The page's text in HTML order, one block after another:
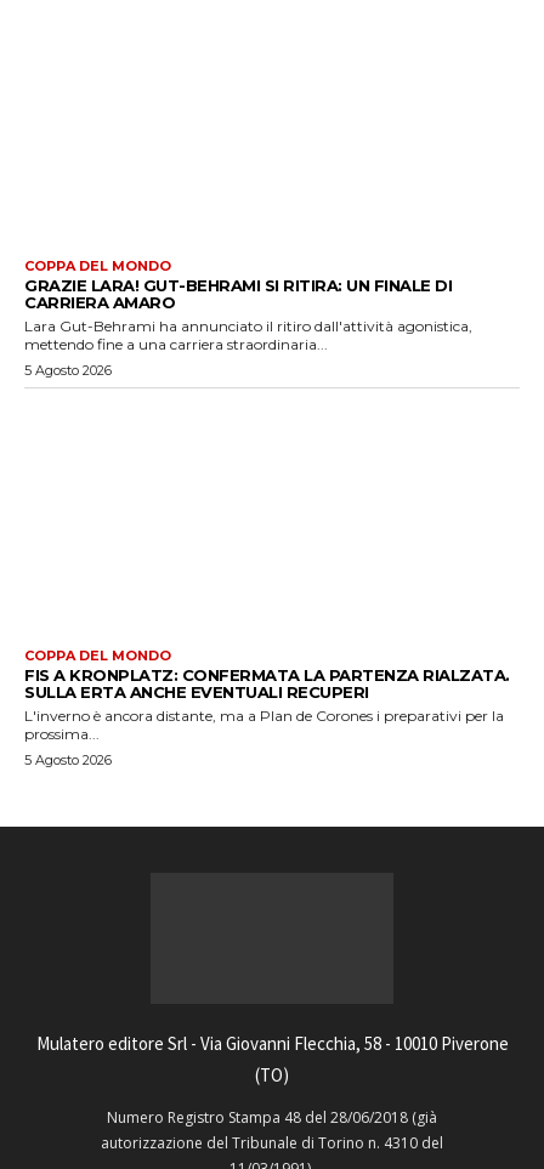
COPPA DEL MONDO
GRAZIE LARA! GUT-BEHRAMI SI RITIRA: UN FINALE DI
CARRIERA AMARO
Lara Gut-Behrami ha annunciato il ritiro dall'attività agonistica,
mettendo fine a una carriera straordinaria...
5 Agosto 2026
COPPA DEL MONDO
FIS A KRONPLATZ: CONFERMATA LA PARTENZA RIALZATA.
SULLA ERTA ANCHE EVENTUALI RECUPERI
L'inverno è ancora distante, ma a Plan de Corones i preparativi per la
prossima...
5 Agosto 2026
Mulatero editore Srl - Via Giovanni Flecchia, 58 - 10010 Piverone
(TO)
Numero Registro Stampa 48 del 28/06/2018 (già
autorizzazione del Tribunale di Torino n. 4310 del